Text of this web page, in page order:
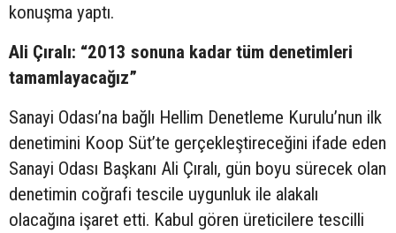
konuşma yaptı.
Ali Çıralı: “2013 sonuna kadar tüm denetimleri
tamamlayacağız”
Sanayi Odası’na bağlı Hellim Denetleme Kurulu’nun ilk
denetimini Koop Süt’te gerçekleştireceğini ifade eden
Sanayi Odası Başkanı Ali Çıralı, gün boyu sürecek olan
denetimin coğrafi tescile uygunluk ile alakalı
olacağına işaret etti. Kabul gören üreticilere tescilli